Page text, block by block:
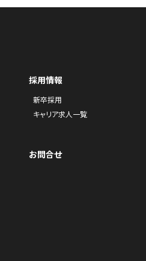
採用情報
新卒採用
キャリア求人一覧
お問合せ